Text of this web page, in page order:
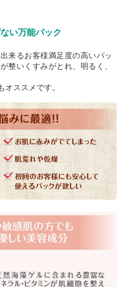
い万能パック
来るお客様満足度の高いパッ
整いくすみがとれ、明るく、
オススメです。